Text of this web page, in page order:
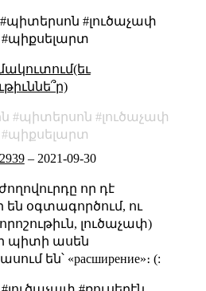
#լուծաչափ
#պիքսելարտ
պիտերսոն
լուծաչափ
պիքսելարտ
– 2021-09-30
որ դէ
են օգտագործում, ու
(որոշութիւն, լուծաչափ)
պիտի ասեն
են՝ «расширение»։ (: